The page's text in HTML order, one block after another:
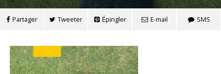
Partager Tweeter Épingler E-mail SMS